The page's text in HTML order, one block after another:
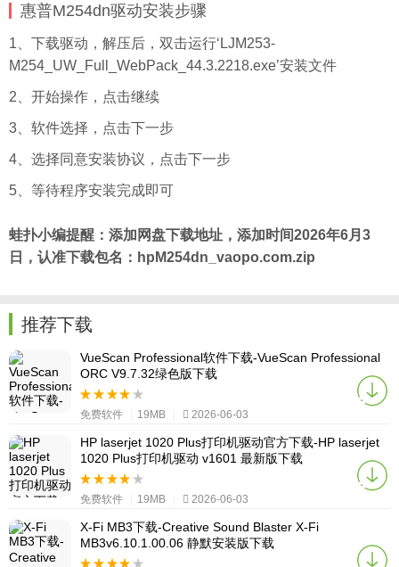
惠普M254dn驱动安装步骤
1、下载驱动，解压后，双击运行‘LJM253-
M254_UW_Full_WebPack_44.3.2218.exe’安装文件
2、开始操作，点击继续
3、软件选择，点击下一步
4、选择同意安装协议，点击下一步
5、等待程序安装完成即可
蛙扑小编提醒：添加网盘下载地址，添加时间2026年6月3
日，认准下载包名：hpM254dn_vaopo.com.zip
推荐下载
VueScan Professional软件下载-VueScan Professional
ORC V9.7.32绿色版下载
免费软件 19MB 2026-06-03
HP laserjet 1020 Plus打印机驱动官方下载-HP laserjet
1020 Plus打印机驱动 v1601 最新版下载
免费软件 19MB 2026-06-03
X-Fi MB3下载-Creative Sound Blaster X-Fi
MB3v6.10.1.00.06 静默安装版下载